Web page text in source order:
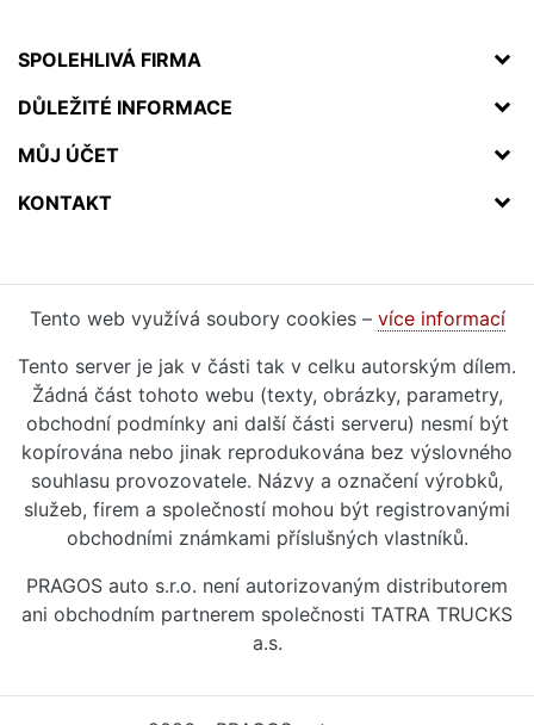
SPOLEHLIVÁ FIRMA
DŮLEŽITÉ INFORMACE
MŮJ ÚČET
KONTAKT
Tento web využívá soubory cookies – více informací
Tento server je jak v části tak v celku autorským dílem.
Žádná část tohoto webu (texty, obrázky, parametry,
obchodní podmínky ani další části serveru) nesmí být
kopírována nebo jinak reprodukována bez výslovného
souhlasu provozovatele. Názvy a označení výrobků,
služeb, firem a společností mohou být registrovanými
obchodními známkami příslušných vlastníků.
PRAGOS auto s.r.o. není autorizovaným distributorem
ani obchodním partnerem společnosti TATRA TRUCKS
a.s.